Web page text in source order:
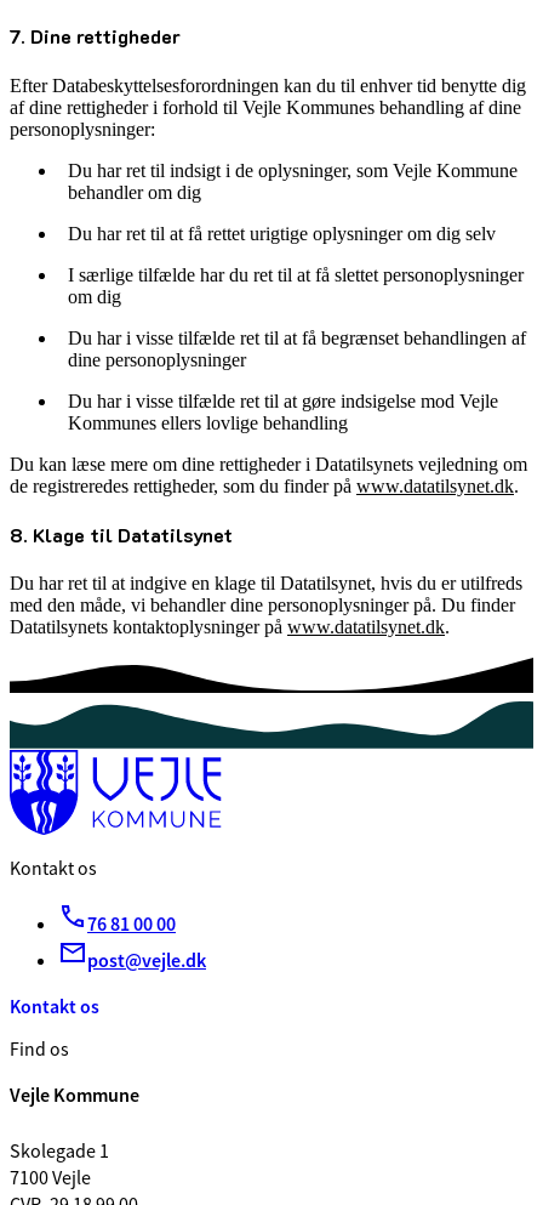
7. Dine rettigheder
Efter Databeskyttelsesforordningen kan du til enhver tid benytte dig
af dine rettigheder i forhold til Vejle Kommunes behandling af dine
personoplysninger:
Du har ret til indsigt i de oplysninger, som Vejle Kommune
behandler om dig
Du har ret til at få rettet urigtige oplysninger om dig selv
I særlige tilfælde har du ret til at få slettet personoplysninger
om dig
Du har i visse tilfælde ret til at få begrænset behandlingen af
dine personoplysninger
Du har i visse tilfælde ret til at gøre indsigelse mod Vejle
Kommunes ellers lovlige behandling
Du kan læse mere om dine rettigheder i Datatilsynets vejledning om
de registreredes rettigheder, som du finder på www.datatilsynet.dk.
8. Klage til Datatilsynet
Du har ret til at indgive en klage til Datatilsynet, hvis du er utilfreds
med den måde, vi behandler dine personoplysninger på. Du finder
Datatilsynets kontaktoplysninger på www.datatilsynet.dk.
Kontakt os
76 81 00 00
post@vejle.dk
Kontakt os
Find os
Vejle Kommune
Skolegade 1
7100 Vejle